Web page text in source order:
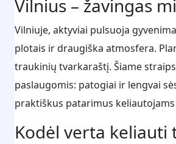
Vilnius – žavingas
Vilniuje, aktyviai pulsuoja
plotais ir draugiška atmosfera.
traukinių tvarkaraštį. Šiame
paslaugomis: patogiai ir lengvai
praktiškus patarimus
Kodėl verta keliauti